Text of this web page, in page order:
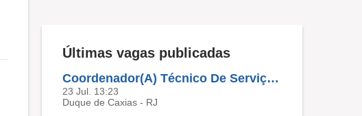
Últimas vagas publicadas
Coordenador(A) Técnico De Serviços ( Macaé E Duque De Caxias- RJ)
23 Jul. 13:23
Duque de Caxias - RJ